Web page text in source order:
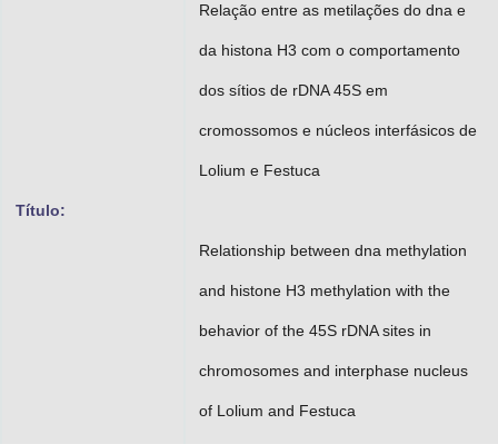
Título:
Relação entre as metilações do dna e
da histona H3 com o comportamento
dos sítios de rDNA 45S em
cromossomos e núcleos interfásicos de
Lolium e Festuca
Relationship between dna methylation
and histone H3 methylation with the
behavior of the 45S rDNA sites in
chromosomes and interphase nucleus
of Lolium and Festuca